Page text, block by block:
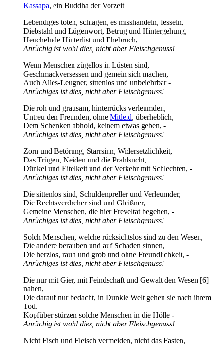
Kassapa, ein Buddha der Vorzeit
Lebendiges töten, schlagen, es misshandeln, fesseln,
Diebstahl und Lügenwort, Betrug und Hintergehung,
Heuchelnde Hinterlist und Ehebruch, -
Anrüchig ist wohl dies, nicht aber Fleischgenuss!
Wenn Menschen zügellos in Lüsten sind,
Geschmackversessen und gemein sich machen,
Auch Alles-Leugner, sittenlos und unbelehrbar -
Anrüchiges ist dies, nicht aber Fleischgenuss!
Die roh und grausam, hinterrücks verleumden,
Untreu den Freunden, ohne Mitleid, überheblich,
Dem Schenken abhold, keinem etwas geben, -
Anrüchiges ist dies, nicht aber Fleischgenuss!
Zorn und Betörung, Starrsinn, Widersetzlichkeit,
Das Trügen, Neiden und die Prahlsucht,
Dünkel und Eitelkeit und der Verkehr mit Schlechten, -
Anrüchiges ist dies, nicht aber Fleischgenuss!
Die sittenlos sind, Schuldenpreller und Verleumder,
Die Rechtsverdreher sind und Gleißner,
Gemeine Menschen, die hier Freveltat begehen, -
Anrüchiges ist dies, nicht aber Fleischgenuss!
Solch Menschen, welche rücksichtslos sind zu den Wesen,
Die andere berauben und auf Schaden sinnen,
Die herzlos, rauh und grob und ohne Freundlichkeit, -
Anrüchiges ist dies, nicht aber Fleischgenuss!
Die nur mit Gier, mit Feindschaft und Gewalt den Wesen [6]
nahen,
Die darauf nur bedacht, in Dunkle Welt gehen sie nach ihrem
Tod.
Kopfüber stürzen solche Menschen in die Hölle -
Anrüchig ist wohl dies, nicht aber Fleischgenuss!
Nicht Fisch und Fleisch vermeiden, nicht das Fasten,